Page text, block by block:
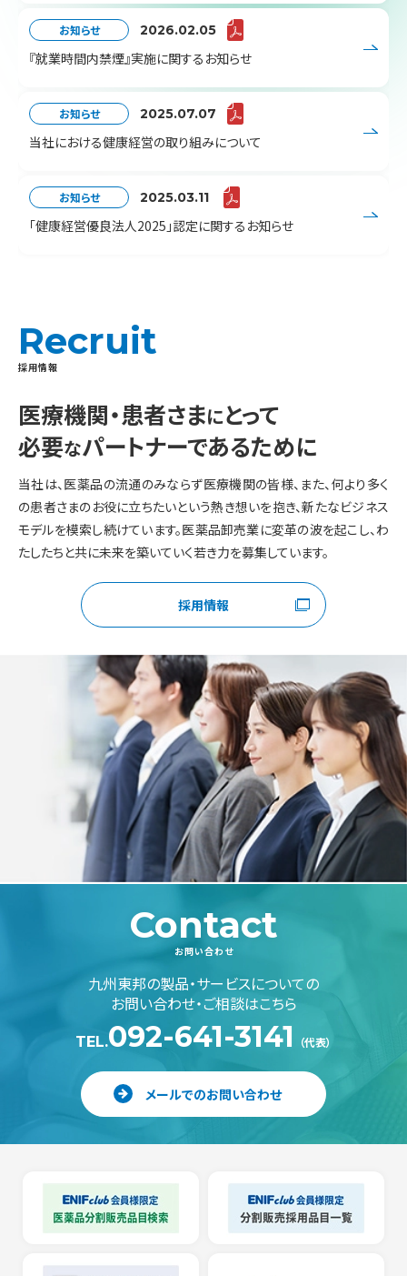
お知らせ 2026.02.05
『就業時間内禁煙』実施に関するお知らせ
お知らせ 2025.07.07
当社における健康経営の取り組みについて
お知らせ 2025.03.11
「健康経営優良法人2025」認定に関するお知らせ
Recruit
採用情報
医療機関・患者さまにとって
必要なパートナーであるために
当社は、医薬品の流通のみならず医療機関の皆様、また、何より多く
の患者さまのお役に立ちたいという熱き想いを抱き、新たなビジネス
モデルを模索し続けています。医薬品卸売業に変革の波を起こし、わ
たしたちと共に未来を築いていく若き力を募集しています。
採用情報
Contact
お問い合わせ
九州東邦の製品・サービスについての
お問い合わせ・ご相談はこちら
TEL.092-641-3141 （代表）
メールでのお問い合わせ